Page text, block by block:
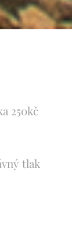
250kč
tlak